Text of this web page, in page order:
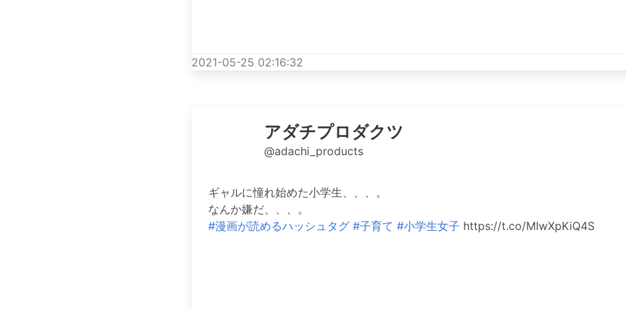
2021-05-25 02:16:32
アダチプロダクツ
@adachi_products
ギャルに憧れ始めた小学生、、、。
なんか嫌だ、、、。
#漫画が読めるハッシュタグ #子育て #小学生女子 https://t.co/MIwXpKiQ4S